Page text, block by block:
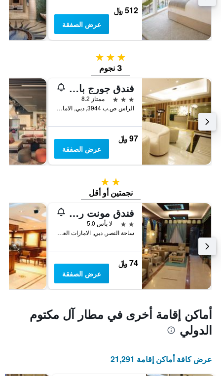
512 ﷼
عرض الصفقة
3 نجوم
3 نجوم
فندق جورج باي سافرون خور دبي
3 نجوم
ممتاز 8.2
الراس ص.ب 3944, دبي, الامارات العربية المتحدة
97 ﷼
عرض الصفقة
2 نجمتين
نجمتين أو أقل
فندق مونت رويال
2 نجمتين
لا بأس 5.0
ساحة النصر, دبي, الامارات العربية المتحدة
74 ﷼
عرض الصفقة
أماكن إقامة أخرى في مطار آل مكتوم
الدولي
عرض كافة أماكن إقامة 21,291